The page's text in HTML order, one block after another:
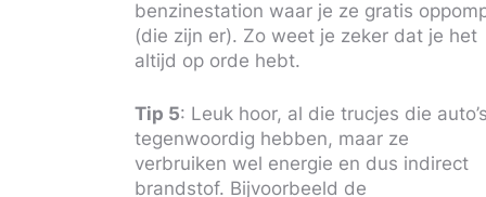
benzinestation waar je ze gratis
(die zijn er). Zo weet je zeker dat je het
altijd op orde hebt.
Tip 5: Leuk hoor, al die trucjes die auto’s
tegenwoordig hebben, maar ze
verbruiken wel energie en dus indirect
brandstof. Bijvoorbeeld de